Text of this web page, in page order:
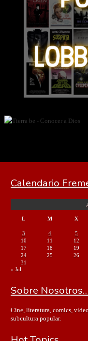
Calendario
L M X
3
4 5
10
11 12
17
18 19
24
25 26
31
« Jul
Sobre
Cine, literatura, comics,
subcultura popular.